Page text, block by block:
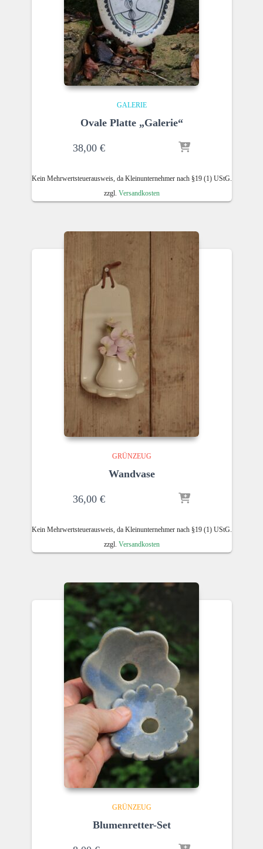
GALERIE
Ovale Platte „Galerie“
38,00 €
Kein Mehrwertsteuerausweis, da Kleinunternehmer nach §19 (1) UStG.
zzgl. Versandkosten
GRÜNZEUG
Wandvase
36,00 €
Kein Mehrwertsteuerausweis, da Kleinunternehmer nach §19 (1) UStG.
zzgl. Versandkosten
GRÜNZEUG
Blumenretter-Set